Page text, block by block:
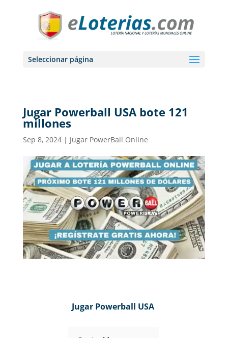
Seleccionar página
Jugar Powerball USA bote 121
millones
Sep 8, 2024| Jugar PowerBall Online
Jugar Powerball USA